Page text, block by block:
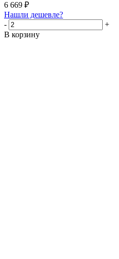
6 669 ₽
Нашли дешевле?
-
+
В корзину